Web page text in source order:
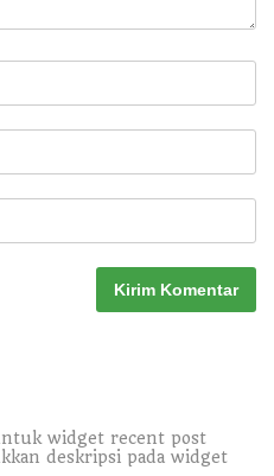
widget recent post
deskripsi pada widget